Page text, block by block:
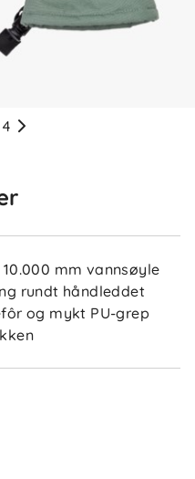
4
mm vannsøyle
rundt håndleddet
og mykt PU-grep